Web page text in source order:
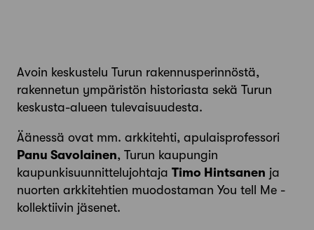
Avoin keskustelu Turun rakennusperinnöstä,
rakennetun ympäristön historiasta sekä Turun
keskusta-alueen tulevaisuudesta.
Äänessä ovat mm. arkkitehti, apulaisprofessori
Panu Savolainen, Turun kaupungin
kaupunkisuunnittelujohtaja Timo Hintsanen ja
nuorten arkkitehtien muodostaman You tell Me -
kollektiivin jäsenet.